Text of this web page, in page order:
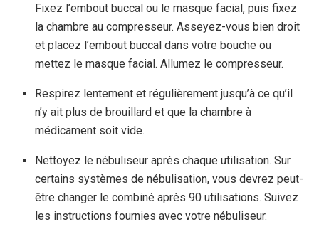
Fixez l’embout buccal ou le masque facial, puis fixez
la chambre au compresseur. Asseyez-vous bien droit
et placez l’embout buccal dans votre bouche ou
mettez le masque facial. Allumez le compresseur.
Respirez lentement et régulièrement jusqu’à ce qu’il
n’y ait plus de brouillard et que la chambre à
médicament soit vide.
Nettoyez le nébuliseur après chaque utilisation. Sur
certains systèmes de nébulisation, vous devrez peut-
être changer le combiné après 90 utilisations. Suivez
les instructions fournies avec votre nébuliseur.